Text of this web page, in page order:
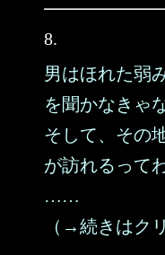
8.
男はほれた弱
を聞かなきゃ
そして、その
が訪れるって
……
（→続きはク